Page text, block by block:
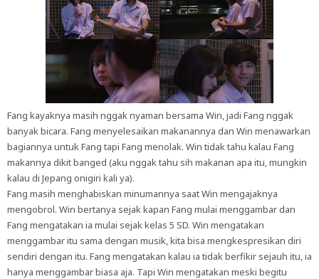
Fang kayaknya masih nggak nyaman bersama Win, jadi Fang nggak
banyak bicara. Fang menyelesaikan makanannya dan Win menawarkan
bagiannya untuk Fang tapi Fang menolak. Win tidak tahu kalau Fang
makannya dikit banged (aku nggak tahu sih makanan apa itu, mungkin
kalau di Jepang onigiri kali ya).
Fang masih menghabiskan minumannya saat Win mengajaknya
mengobrol. Win bertanya sejak kapan Fang mulai menggambar dan
Fang mengatakan ia mulai sejak kelas 5 SD. Win mengatakan
menggambar itu sama dengan musik, kita bisa mengkespresikan diri
sendiri dengan itu. Fang mengatakan kalau ia tidak berfikir sejauh itu, ia
hanya menggambar biasa aja. Tapi Win mengatakan meski begitu